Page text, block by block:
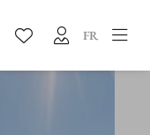
FR